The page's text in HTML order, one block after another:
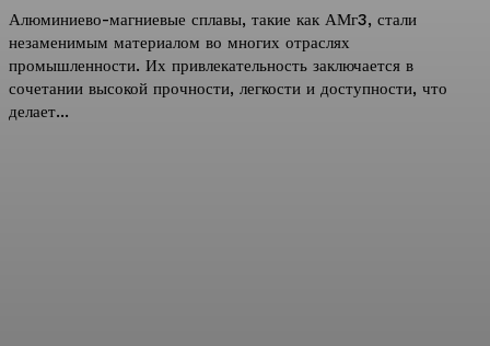
Алюминиево-магниевые сплавы, такие как АМг3, стали
незаменимым материалом во многих отраслях
промышленности. Их привлекательность заключается в
сочетании высокой прочности, легкости и доступности, что
делает...